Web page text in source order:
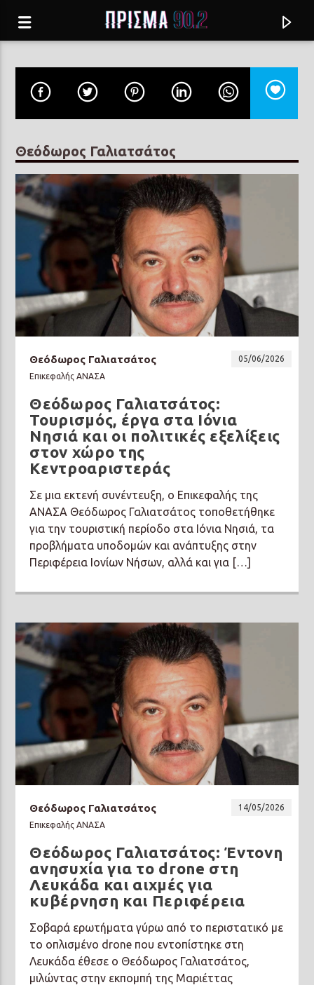
Current track
ΑΠΟ ΤΟΤΕ
ΔΗΜΗΤΡΗΣ ΜΠΑΛΟΓΙΑΝΝΗΣ
Prisma Radio 90,2
Θεόδωρος Γαλιατσάτος
Θεόδωρος Γαλιατσάτος
05/06/2026
Επικεφαλής ΑΝΑΣΑ
Θεόδωρος Γαλιατσάτος:
Τουρισμός, έργα στα Ιόνια
Νησιά και οι πολιτικές εξελίξεις
στον χώρο της
Κεντροαριστεράς
Σε μια εκτενή συνέντευξη, ο Επικεφαλής της
ΑΝΑΣΑ Θεόδωρος Γαλιατσάτος τοποθετήθηκε
για την τουριστική περίοδο στα Ιόνια Νησιά, τα
προβλήματα υποδομών και ανάπτυξης στην
Περιφέρεια Ιονίων Νήσων, αλλά και για […]
Θεόδωρος Γαλιατσάτος
14/05/2026
Επικεφαλής ΑΝΑΣΑ
Θεόδωρος Γαλιατσάτος: Έντονη
ανησυχία για το drone στη
Λευκάδα και αιχμές για
κυβέρνηση και Περιφέρεια
Σοβαρά ερωτήματα γύρω από το περιστατικό με
το οπλισμένο drone που εντοπίστηκε στη
Λευκάδα έθεσε ο Θεόδωρος Γαλιατσάτος,
μιλώντας στην εκπομπή της Μαριέττας